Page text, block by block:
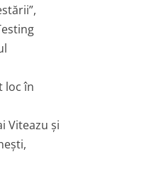
loc în
Viteazu și